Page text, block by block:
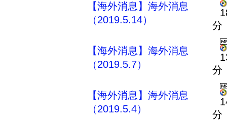
【海外消息】海外消息
（2019.5.14）
分
【海外消息】海外消息
（2019.5.7）
分
【海外消息】海外消息
（2019.5.4）
分